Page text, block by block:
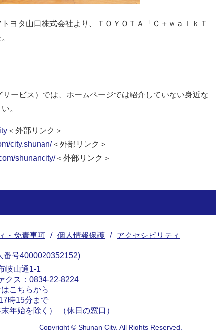
ヨタ山口株式会社より、ＴＯＹＯＴＡ「Ｃ＋ｗａｌｋＴ
ービス）では、ホームページでは紹介していない身近な
。
＜外部リンク＞
city.shunan/＜外部リンク＞
shunancity/＜外部リンク＞
・免責事項 個人情報保護 アクセシビリティ
番号4000020352152
岐山通1-1
クス：0834-22-8224
こちらから
時15分まで
年始を除く） （休日の窓口 ）
Copyright © Shunan City. All Rights Reserved.